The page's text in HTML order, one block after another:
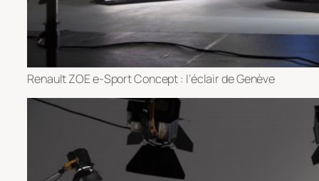
Renault ZOE e-Sport Concept : l’éclair de Genève